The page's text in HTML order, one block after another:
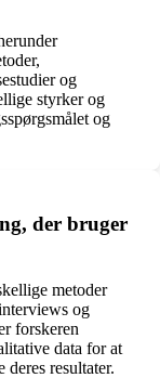
og
styrker og
og
der bruger
metoder
og
forskeren
data for at
deres resultater.